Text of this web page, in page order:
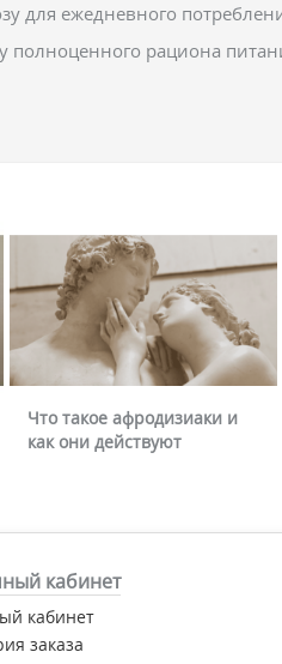
для ежедневного
полноценного рациона
Что такое афродизиаки и
как они действуют
кабинет
кабинет
заказа